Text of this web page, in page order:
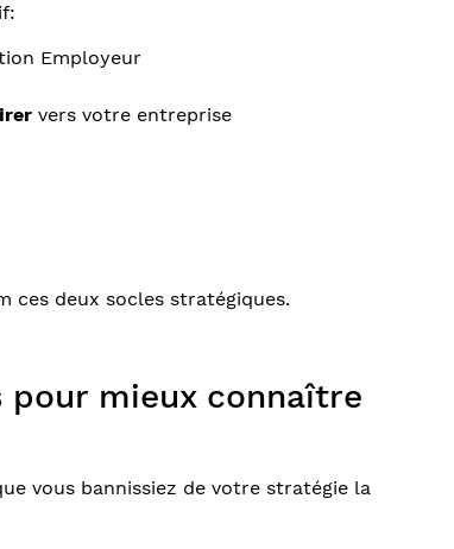
Employeur
vers votre entreprise
ces deux socles stratégiques.
pour mieux connaître
vous bannissiez de votre stratégie la